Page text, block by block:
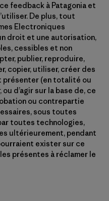
feedback à Patagonia et
De plus, tout
Electroniques
droit et une autorisation,
cessibles et non
publier, reproduire,
copier, utiliser, créer des
(en totalité ou
d’agir sur la base de, ce
ou contrepartie
sous toutes
toutes technologies,
ultérieurement, pendant
exister sur ce
présentes à réclamer le